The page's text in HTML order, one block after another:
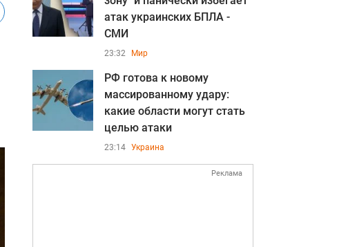
атак украинских БПЛА -
СМИ
23:32 Мир
РФ готова к новому
массированному удару:
какие области могут стать
целью атаки
23:14 Украина
Реклама